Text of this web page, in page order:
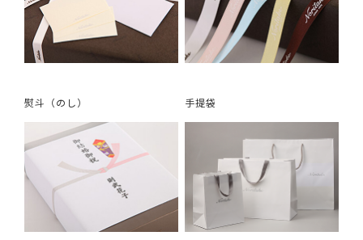
熨斗（のし） 手提袋